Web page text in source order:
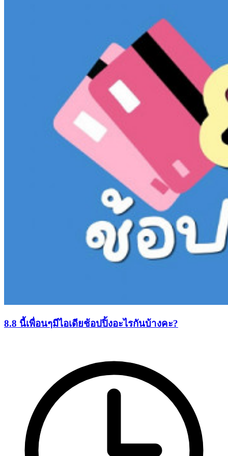
8.8 นี้เพื่อนๆมีไอเดียช้อปปิ้งอะไรกันบ้างคะ?